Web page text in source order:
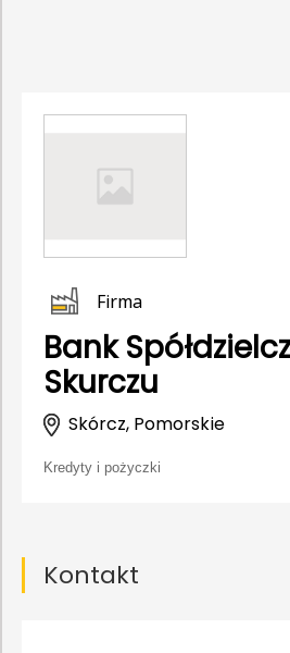
Firma
Bank
Skurczu
Skórcz, Pomorskie
Kredyty i pożyczki
Kontakt